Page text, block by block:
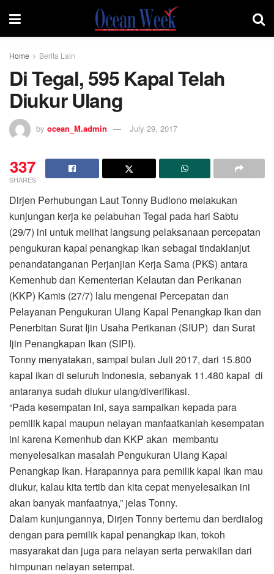
Home Berita Lain
Di Tegal, 595 Kapal Telah
Diukur Ulang
by ocean_M.admin July 29, 2017
337
SHARES
Dirjen Perhubungan Laut Tonny Budiono melakukan
kunjungan kerja ke pelabuhan Tegal pada hari Sabtu
(29/7) ini untuk melihat langsung pelaksanaan percepatan
pengukuran kapal penangkap ikan sebagai tindaklanjut
penandatanganan Perjanjian Kerja Sama (PKS) antara
Kemenhub dan Kementerian Kelautan dan Perikanan
(KKP) Kamis (27/7) lalu mengenai Percepatan dan
Pelayanan Pengukuran Ulang Kapal Penangkap Ikan dan
Penerbitan Surat Ijin Usaha Perikanan (SIUP) dan Surat
Ijin Penangkapan Ikan (SIPI).
Tonny menyatakan, sampai bulan Juli 2017, dari 15.800
kapal ikan di seluruh Indonesia, sebanyak 11.480 kapal di
antaranya sudah diukur ulang/diverifikasi.
“Pada kesempatan ini, saya sampaikan kepada para
pemilik kapal maupun nelayan manfaatkanlah kesempatan
ini karena Kemenhub dan KKP akan membantu
menyelesaikan masalah Pengukuran Ulang Kapal
Penangkap Ikan. Harapannya para pemilik kapal ikan mau
diukur, kalau kita tertib dan kita cepat menyelesaikan ini
akan banyak manfaatnya,” jelas Tonny.
Dalam kunjungannya, Dirjen Tonny bertemu dan berdialog
dengan para pemilik kapal penangkap ikan, tokoh
masyarakat dan juga para nelayan serta perwakilan dari
himpunan nelayan setempat.